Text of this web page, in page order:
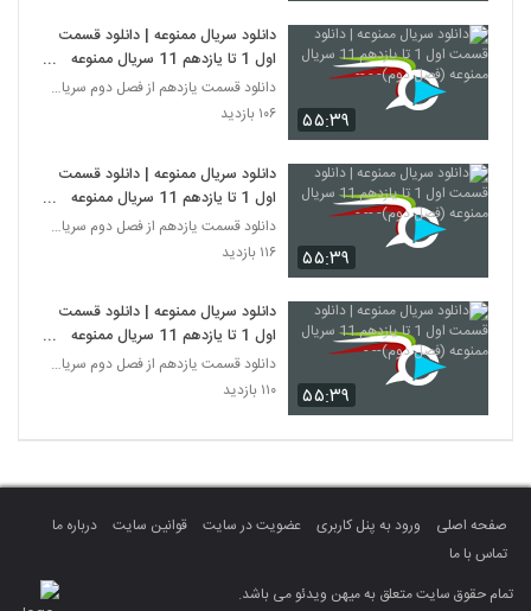
۵۵:۳۹
دانلود سریال ممنوعه | دانلود قسمت
اول 1 تا یازدهم 11 سریال ممنوعه
(فصل دوم)- - --
دانلود قسمت یازدهم از فصل دوم سریال ممنوعه
۱۰۶ بازدید
۵۵:۳۹
دانلود سریال ممنوعه | دانلود قسمت
اول 1 تا یازدهم 11 سریال ممنوعه
(فصل دوم)- -- -
دانلود قسمت یازدهم از فصل دوم سریال ممنوعه
۱۱۶ بازدید
۵۵:۳۹
دانلود سریال ممنوعه | دانلود قسمت
اول 1 تا یازدهم 11 سریال ممنوعه
(فصل دوم)-- -
دانلود قسمت یازدهم از فصل دوم سریال ممنوعه
۱۱۰ بازدید
صفحه اصلی ورود به پنل کاربری عضویت در سایت قوانین سایت
درباره ما
تماس با ما
تمام حقوق سایت متعلق به میهن ویدئو می باشد.